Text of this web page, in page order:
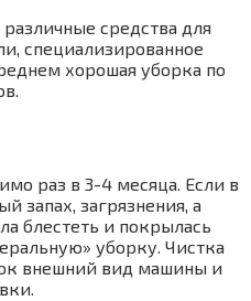
средства для
специализированное
хорошая уборка по
раз в 3-4 месяца. Если в
запах, загрязнения, а
блестеть и покрылась
уборку. Чистка
внешний вид машины и